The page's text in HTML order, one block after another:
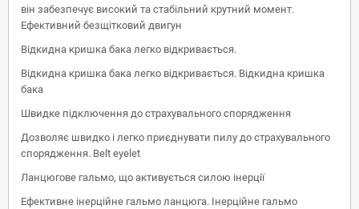
він забезпечує високий та стабільний крутний момент.
Ефективний безщітковий двигун
Відкидна кришка бака легко відкривається.
Відкидна кришка бака легко відкривається. Відкидна кришка
бака
Швидке підключення до страхувального спорядження
Дозволяє швидко і легко приєднувати пилу до страхувального
спорядження. Belt eyelet
Ланцюгове гальмо, що активується силою інерції
Ефективне інерційне гальмо ланцюга. Інерційне гальмо